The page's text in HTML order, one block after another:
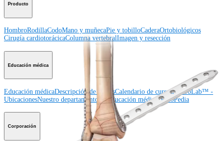
Producto
HombroRodillaCodoMano y muñecaPie y tobilloCaderaOrtobiológicos
Cirugía cardiotorácicaColumna vertebralImagen y resección
Educación médica
Educación médicaDescripción de cursosCalendario de cursosArthroLab™ -
UbicacionesNuestro departamento de educación médica OrthoPedia
Corporación